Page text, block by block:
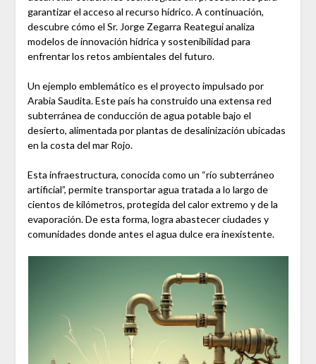
garantizar el acceso al recurso hídrico. A continuación,
descubre cómo el Sr. Jorge Zegarra Reategui analiza
modelos de innovación hídrica y sostenibilidad para
enfrentar los retos ambientales del futuro.
Un ejemplo emblemático es el proyecto impulsado por
Arabia Saudita. Este país ha construido una extensa red
subterránea de conducción de agua potable bajo el
desierto, alimentada por plantas de desalinización ubicadas
en la costa del mar Rojo.
Esta infraestructura, conocida como un “río subterráneo
artificial”, permite transportar agua tratada a lo largo de
cientos de kilómetros, protegida del calor extremo y de la
evaporación. De esta forma, logra abastecer ciudades y
comunidades donde antes el agua dulce era inexistente.